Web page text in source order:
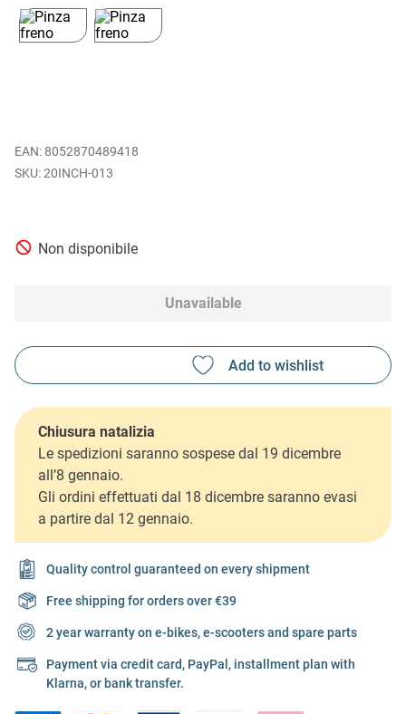
EAN: 8052870489418
20INCH-013
Non disponibile
Unavailable
Chiusura natalizia
Le spedizioni saranno sospese dal 19 dicembre
all’8 gennaio.
Gli ordini effettuati dal 18 dicembre saranno evasi
a partire dal 12 gennaio.
Quality control guaranteed on every shipment
Free shipping for orders over €39
2 year warranty on e-bikes, e-scooters and spare parts
Payment via credit card, PayPal, installment plan with
Klarna, or bank transfer.